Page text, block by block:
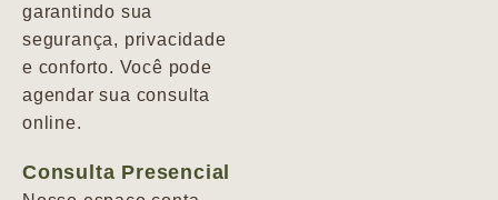
garantindo sua
segurança, privacidade
e conforto. Você pode
agendar sua consulta
online.
Consulta Presencial